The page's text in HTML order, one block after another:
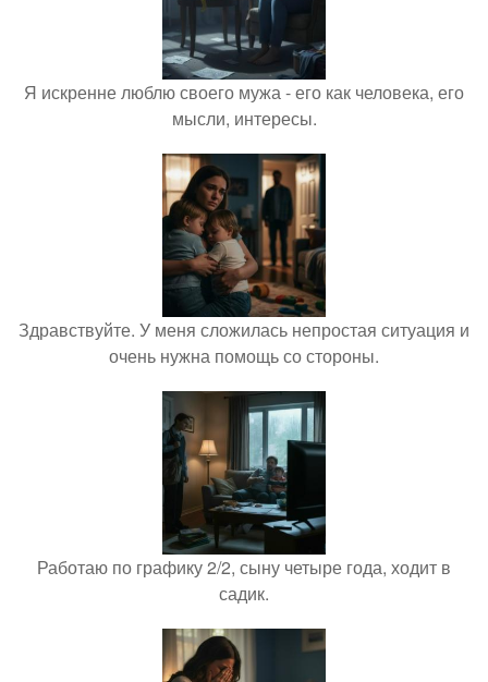
Я искренне люблю своего мужа - его как человека, его
мысли, интересы.
Здравствуйте. У меня сложилась непростая ситуация и
очень нужна помощь со стороны.
Работаю по графику 2/2, сыну четыре года, ходит в
садик.